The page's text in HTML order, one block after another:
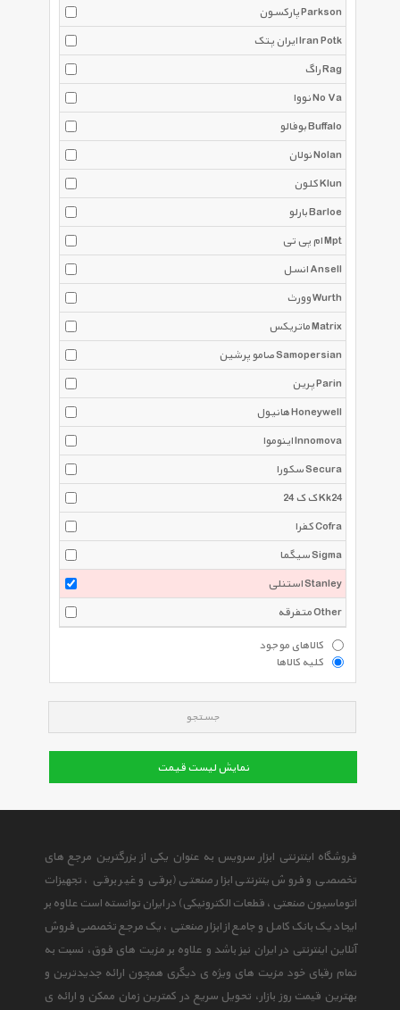
پارکسون Parkson
ایران پتک Iran Potk
راگ Rag
نووا No Va
بوفالو Buffalo
نولان Nolan
کلون Klun
بارلو Barloe
ام پی تی Mpt
انسل Ansell
وورث Wurth
ماتریکس Matrix
صامو پرشین Samopersian
پرین Parin
هانیول Honeywell
اینوموا Innomova
سکورا Secura
ک ک 24 Kk24
کفرا Cofra
سیگما Sigma
استنلی Stanley
متفرقه Other
کالاهای موجود
کلیه کالاها
جستجو
نمایش لیست قیمت
فروشگاه اینترنتی ابزار سرویس به عنوان یکی از بزرگترین مرجع های
تخصصی و فروش ینترنتی ابزار صنعتی (برقی و غیر برقی ، تجهیزات
اتوماسیون صنعتی ، قطعات الکترونیکی) در ایران توانسته است علاوه بر
ایجاد یک بانک کامل و جامع از ابزار صنعتی ، یک مرجع تخصصی فروش
آنلاین اینترنتی در ایران نیز باشد و علاوه بر مزیت های فوق، نسبت به
تمام رقبای خود مزیت های ویژه ی دیگری همچون ارائه جدیدترین و
بهترین قیمت روز بازار، تحویل سریع در کمترین زمان ممکن و ارائه ی